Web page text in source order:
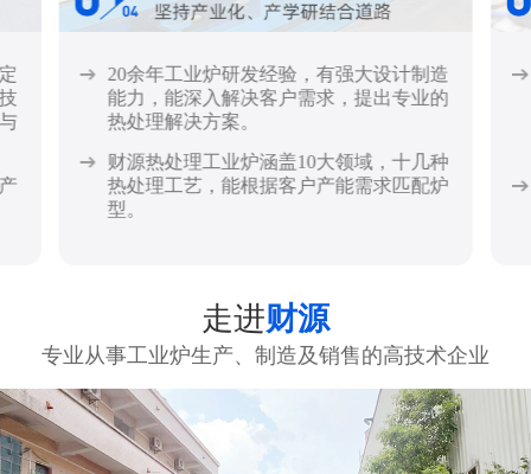
20余年工业炉研发经验，有强大设计制造
能力，能深入解决客户需求，提出专业的
热处理解决方案。
财源热处理工业炉涵盖10大领域，十几种
热处理工艺，能根据客户产能需求匹配炉
型。
走进财源
专业从事工业炉生产、制造及销售的高技术企业